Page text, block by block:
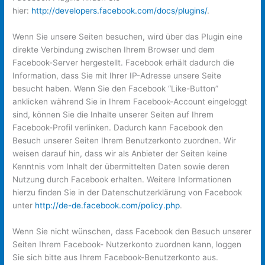
hier: http://developers.facebook.com/docs/plugins/.
Wenn Sie unsere Seiten besuchen, wird über das Plugin eine
direkte Verbindung zwischen Ihrem Browser und dem
Facebook-Server hergestellt. Facebook erhält dadurch die
Information, dass Sie mit Ihrer IP-Adresse unsere Seite
besucht haben. Wenn Sie den Facebook “Like-Button”
anklicken während Sie in Ihrem Facebook-Account eingeloggt
sind, können Sie die Inhalte unserer Seiten auf Ihrem
Facebook-Profil verlinken. Dadurch kann Facebook den
Besuch unserer Seiten Ihrem Benutzerkonto zuordnen. Wir
weisen darauf hin, dass wir als Anbieter der Seiten keine
Kenntnis vom Inhalt der übermittelten Daten sowie deren
Nutzung durch Facebook erhalten. Weitere Informationen
hierzu finden Sie in der Datenschutzerklärung von Facebook
unter http://de-de.facebook.com/policy.php.
Wenn Sie nicht wünschen, dass Facebook den Besuch unserer
Seiten Ihrem Facebook- Nutzerkonto zuordnen kann, loggen
Sie sich bitte aus Ihrem Facebook-Benutzerkonto aus.